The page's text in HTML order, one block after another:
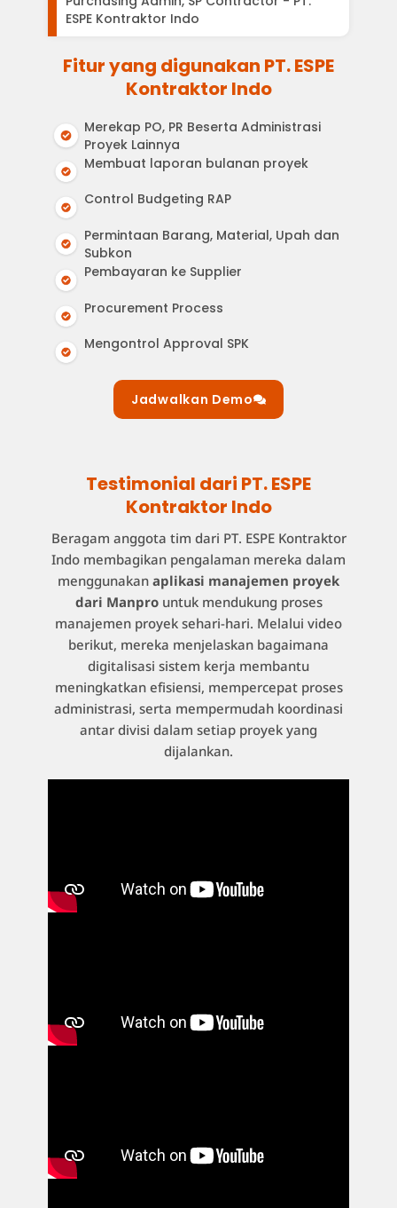
ESPE Kontraktor Indo
Fitur yang digunakan PT. ESPE
Kontraktor Indo
Merekap PO, PR Beserta Administrasi
Proyek Lainnya
Membuat laporan bulanan proyek
Control Budgeting RAP
Permintaan Barang, Material, Upah dan
Subkon
Pembayaran ke Supplier
Procurement Process
Mengontrol Approval SPK
Jadwalkan Demo
Testimonial dari PT. ESPE
Kontraktor Indo
Beragam anggota tim dari PT. ESPE Kontraktor
Indo membagikan pengalaman mereka dalam
menggunakan aplikasi manajemen proyek
dari Manprountuk mendukung proses
manajemen proyek sehari-hari. Melalui video
berikut, mereka menjelaskan bagaimana
digitalisasi sistem kerja membantu
meningkatkan efisiensi, mempercepat proses
administrasi, serta mempermudah koordinasi
antar divisi dalam setiap proyek yang
dijalankan.